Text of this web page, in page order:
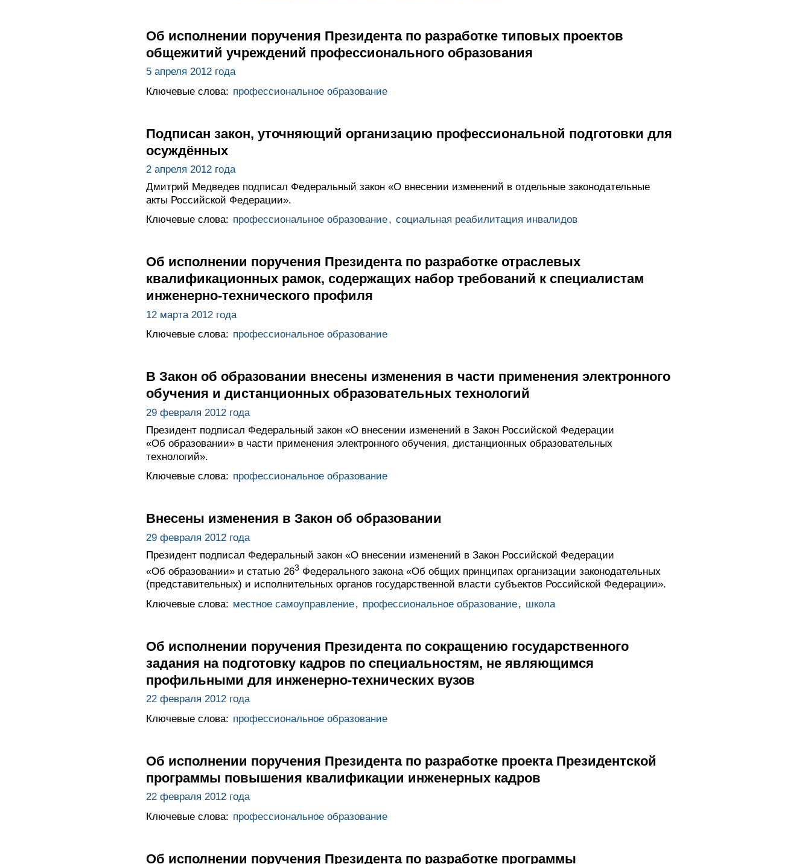
Об исполнении поручения Президента по разработке типовых проектов
общежитий учреждений профессионального образования
5 апреля 2012 года
Ключевые слова: профессиональное образование
Подписан закон, уточняющий организацию профессиональной подготовки для
осуждённых
2 апреля 2012 года
Дмитрий Медведев подписал Федеральный закон «О внесении изменений в отдельные законодательные
акты Российской Федерации».
Ключевые слова: профессиональное образование, социальная реабилитация инвалидов
Об исполнении поручения Президента по разработке отраслевых
квалификационных рамок, содержащих набор требований к специалистам
инженерно-технического профиля
12 марта 2012 года
Ключевые слова: профессиональное образование
В Закон об образовании внесены изменения в части применения электронного
обучения и дистанционных образовательных технологий
29 февраля 2012 года
Президент подписал Федеральный закон «О внесении изменений в Закон Российской Федерации
«Об образовании» в части применения электронного обучения, дистанционных образовательных
технологий».
Ключевые слова: профессиональное образование
Внесены изменения в Закон об образовании
29 февраля 2012 года
Президент подписал Федеральный закон «О внесении изменений в Закон Российской Федерации
«Об образовании» и статью 263 Федерального закона «Об общих принципах организации законодательных
(представительных) и исполнительных органов государственной власти субъектов Российской Федерации».
Ключевые слова: местное самоуправление, профессиональное образование, школа
Об исполнении поручения Президента по сокращению государственного
задания на подготовку кадров по специальностям, не являющимся
профильными для инженерно-технических вузов
22 февраля 2012 года
Ключевые слова: профессиональное образование
Об исполнении поручения Президента по разработке проекта Президентской
программы повышения квалификации инженерных кадров
22 февраля 2012 года
Ключевые слова: профессиональное образование
Об исполнении поручения Президента по разработке программы